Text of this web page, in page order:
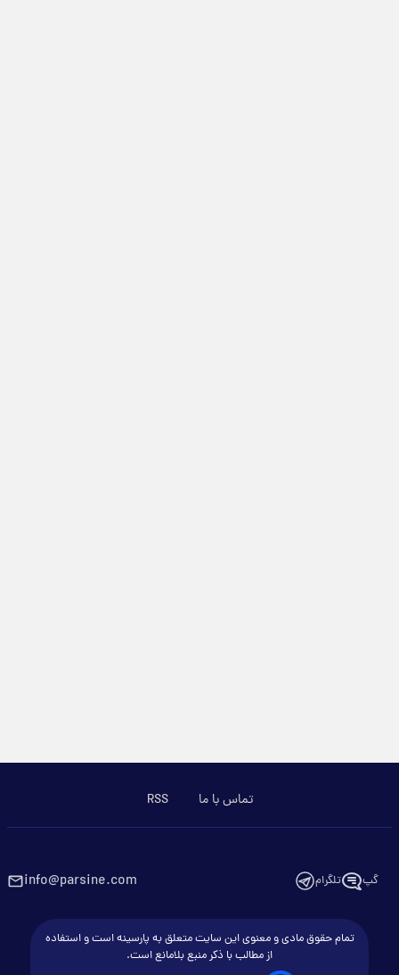
تماس با ما RSS
گپ تلگرام info@parsine.com
تمام حقوق مادی و معنوی این سایت متعلق به پارسینه است و استفاده
از مطالب با ذکر منبع بلامانع است.